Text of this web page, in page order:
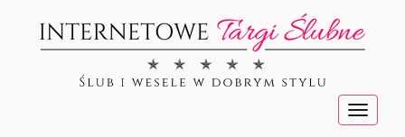
Menu